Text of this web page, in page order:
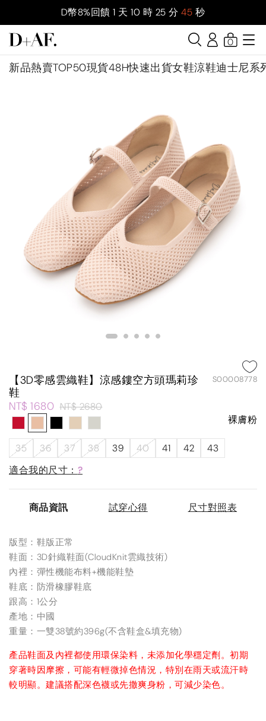
D幣8%回饋 1 天 10 時 25 分 43 秒
新品熱賣TOP50現貨48H快速出貨女鞋涼鞋迪士尼系
0
【3D零感雲織鞋】涼感鏤空方頭瑪莉珍
鞋
S00008778
NT$ 1680 NT$ 2680
裸膚粉
35 36 37 38 39 40 41 42
43
適合我的尺寸： ?
商品資訊 試穿心得 尺寸對照表
版型：鞋版正常
鞋面：3D針織鞋面(CloudKnit雲織技術)
內裡：彈性機能布料+機能鞋墊
鞋底：防滑橡膠鞋底
跟高：1公分
產地：中國
重量：一雙38號約396g(不含鞋盒&填充物)
產品鞋面及內裡都使用環保染料，未添加化學穩定劑。初期
穿著時因摩擦，可能有輕微掉色情況，特別在雨天或流汗時
較明顯。建議搭配深色襪或先撒爽身粉，可減少染色。